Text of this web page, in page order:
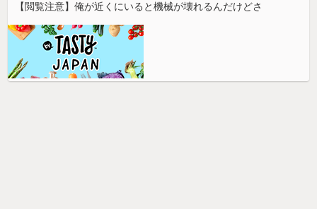
【閲覧注意】俺が近くにいると機械が壊れるんだけどさ